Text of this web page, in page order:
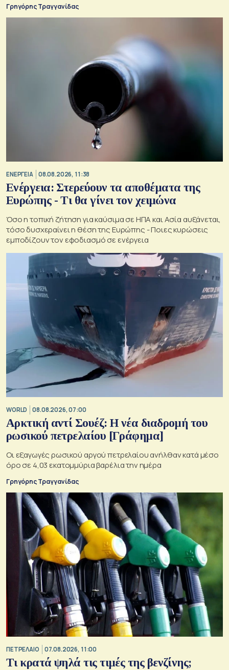
Γρηγόρης Τραγγανίδας
ΕΝΕΡΓΕΙΑ 08.08.2026, 11:38
Ενέργεια: Στερεύουν τα αποθέματα της
Ευρώπης - Τι θα γίνει τον χειμώνα
Όσο η τοπική ζήτηση για καύσιμα σε ΗΠΑ και Ασία αυξάνεται,
τόσο δυσχεραίνει η θέση της Ευρώπης - Ποιες κυρώσεις
εμποδίζουν τον εφοδιασμό σε ενέργεια
WORLD 08.08.2026, 07:00
Αρκτική αντί Σουέζ: Η νέα διαδρομή του
ρωσικού πετρελαίου [Γράφημα]
Οι εξαγωγές ρωσικού αργού πετρελαίου ανήλθαν κατά μέσο
όρο σε 4,03 εκατομμύρια βαρέλια την ημέρα
Γρηγόρης Τραγγανίδας
ΠΕΤΡΕΛΑΙΟ 07.08.2026, 11:00
Τι κρατά ψηλά τις τιμές της βενζίνης;